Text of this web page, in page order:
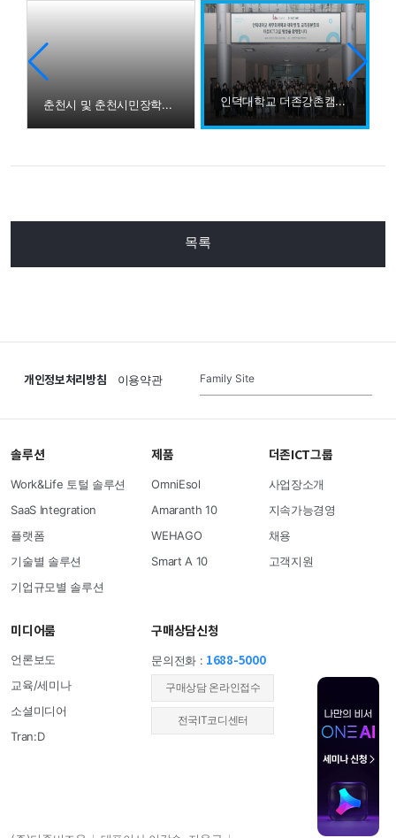
춘천시 및 춘천시민장학재단 관계자 더존강촌캠퍼스 방문 인덕대학교 더존강촌캠퍼스 방문
목록
개인정보처리방침 이용약관 Family Site
솔루션
Work&Life 토털 솔루션
SaaS Integration
플랫폼
기술별 솔루션
기업규모별 솔루션
제품
OmniEsol
Amaranth 10
WEHAGO
Smart A 10
더존ICT그룹
사업장소개
지속가능경영
채용
고객지원
미디어룸
언론보도
교육/세미나
소셜미디어
Tran:D
구매상담신청
문의전화 : 1688-5000
​구매상담 온라인접수
전국IT코디센터